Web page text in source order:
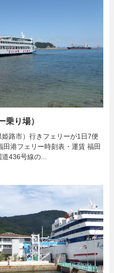
乗り場）
路市）行きフェリーが1日7便
港フェリー時刻表・運賃 福田
436号線の...